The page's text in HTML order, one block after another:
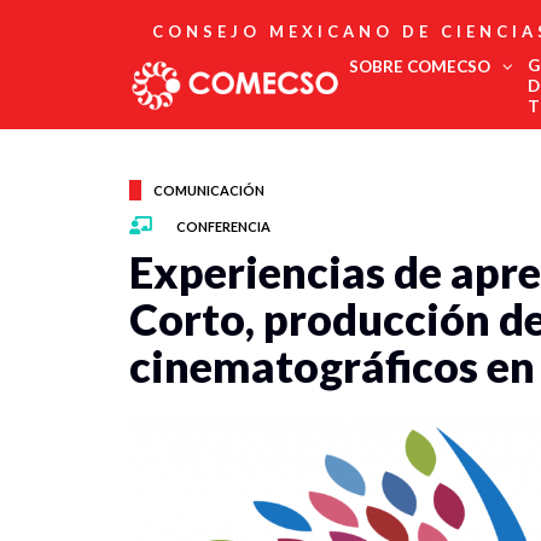
CONSEJO MEXICANO DE
SOBRE COMECSO
Fundadores
Comité Editorial
Boletín
COMUNICACIÓN
CONFERENCIA
Experiencias de
Corto, producción
cinematográficos